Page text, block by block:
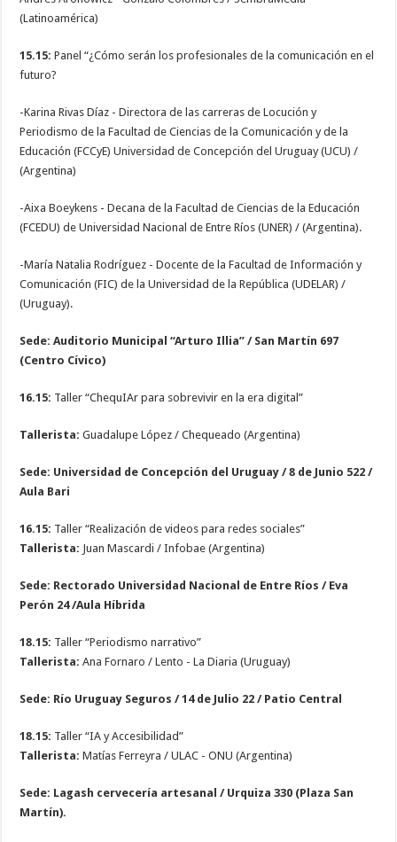
(Latinoamérica)
15.15: Panel “¿Cómo serán los profesionales de la comunicación en el
futuro?
-Karina Rivas Díaz - Directora de las carreras de Locución y
Periodismo de la Facultad de Ciencias de la Comunicación y de la
Educación (FCCyE) Universidad de Concepción del Uruguay (UCU) /
(Argentina)
-Aixa Boeykens - Decana de la Facultad de Ciencias de la Educación
(FCEDU) de Universidad Nacional de Entre Ríos (UNER) / (Argentina).
-María Natalia Rodríguez - Docente de la Facultad de Información y
Comunicación (FIC) de la Universidad de la República (UDELAR) /
(Uruguay).
Sede: Auditorio Municipal “Arturo Illia” / San Martín 697
(Centro Cívico)
16.15: Taller “ChequIAr para sobrevivir en la era digital”
Tallerista: Guadalupe López / Chequeado (Argentina)
Sede: Universidad de Concepción del Uruguay / 8 de Junio 522 /
Aula Bari
16.15: Taller “Realización de videos para redes sociales”
Tallerista: Juan Mascardi / Infobae (Argentina)
Sede: Rectorado Universidad Nacional de Entre Ríos / Eva
Perón 24 /Aula Híbrida
18.15: Taller “Periodismo narrativo”
Tallerista: Ana Fornaro / Lento - La Diaria (Uruguay)
Sede: Río Uruguay Seguros / 14 de Julio 22 / Patio Central
18.15: Taller “IA y Accesibilidad”
Tallerista: Matías Ferreyra / ULAC - ONU (Argentina)
Sede: Lagash cervecería artesanal / Urquiza 330 (Plaza San
Martín).